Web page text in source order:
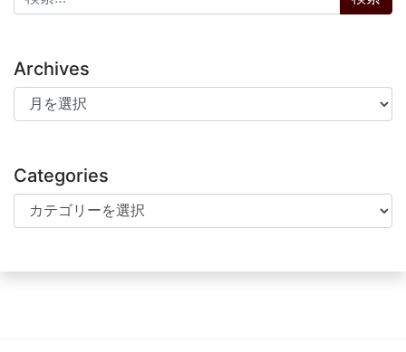
Archives
Archives
Categories
Categories